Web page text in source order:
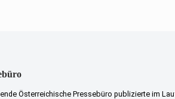
Österreichische Pressebüro publizierte im